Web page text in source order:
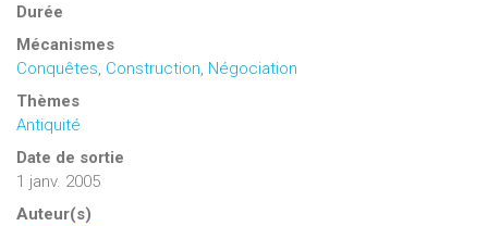
Durée
Mécanismes
Conquêtes, Construction, Négociation
Thèmes
Antiquité
Date de sortie
1 janv. 2005
Auteur(s)